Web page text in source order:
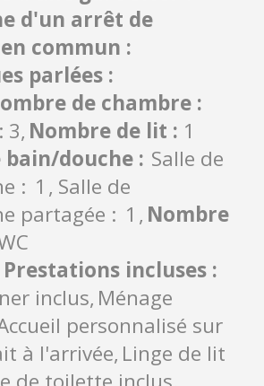
d'un arrêt de
commun :
parlées :
de chambre :
3 Nombre de lit : 1
bain/douche : Salle de
: 1
Salle de
partagée : 1 Nombre
Prestations incluses :
inclus Ménage
personnalisé sur
à l'arrivée Linge de lit